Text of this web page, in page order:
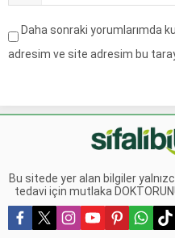
Daha sonraki yorumlarımda
adresim ve site adresim bu
Bu sitede yer alan bilgiler
tedavi için mutlaka